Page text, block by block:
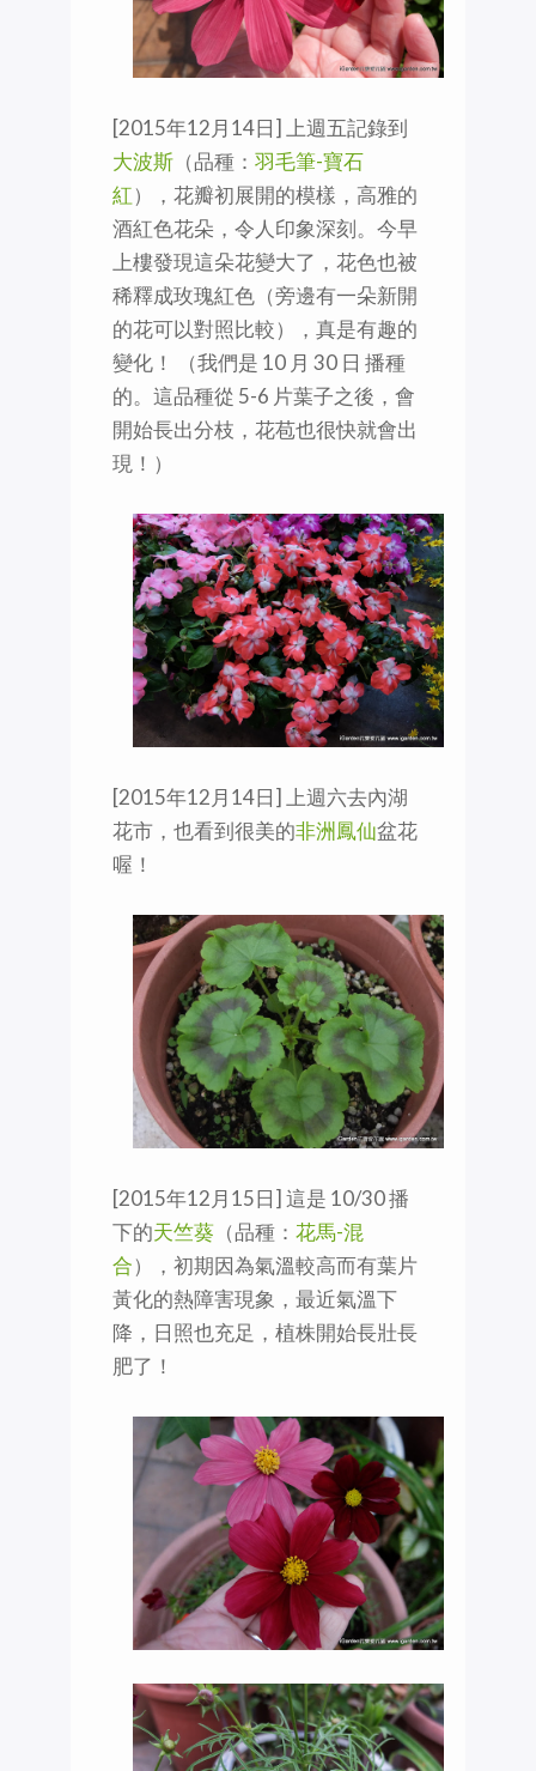
[2015年12月14日] 上週五記錄到
大波斯 （品種： 羽毛筆-寶石
紅），花瓣初展開的模樣，高雅的
酒紅色花朵，令人印象深刻。今早
上樓發現這朵花變大了，花色也被
稀釋成玫瑰紅色（旁邊有一朵新開
的花可以對照比較），真是有趣的
變化！ （我們是 10 月 30 日 播種
的。這品種從 5-6 片葉子之後，會
開始長出分枝，花苞也很快就會出
現！）
[2015年12月14日] 上週六去內湖
花市，也看到很美的非洲鳳仙盆花
喔！
[2015年12月15日] 這是 10/30 播
下的天竺葵 （品種： 花馬-混
合），初期因為氣溫較高而有葉片
黃化的熱障害現象，最近氣溫下
降，日照也充足，植株開始長壯長
肥了！